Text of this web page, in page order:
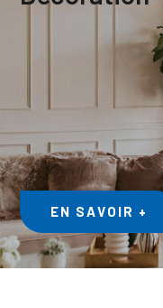
EN SAVOIR +